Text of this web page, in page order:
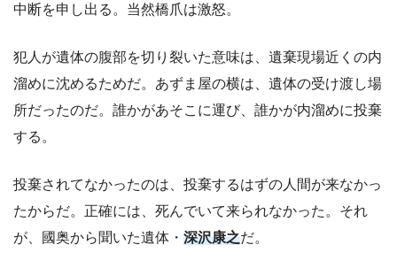
中断を申し出る。当然橋爪は激怒。
犯人が遺体の腹部を切り裂いた意味は、遺棄現場近くの内
溜めに沈めるためだ。あずま屋の横は、遺体の受け渡し場
所だったのだ。誰かがあそこに運び、誰かが内溜めに投棄
する。
投棄されてなかったのは、投棄するはずの人間が来なかっ
たからだ。正確には、死んでいて来られなかった。それ
が、國奥から聞いた遺体・ 深沢康之だ。